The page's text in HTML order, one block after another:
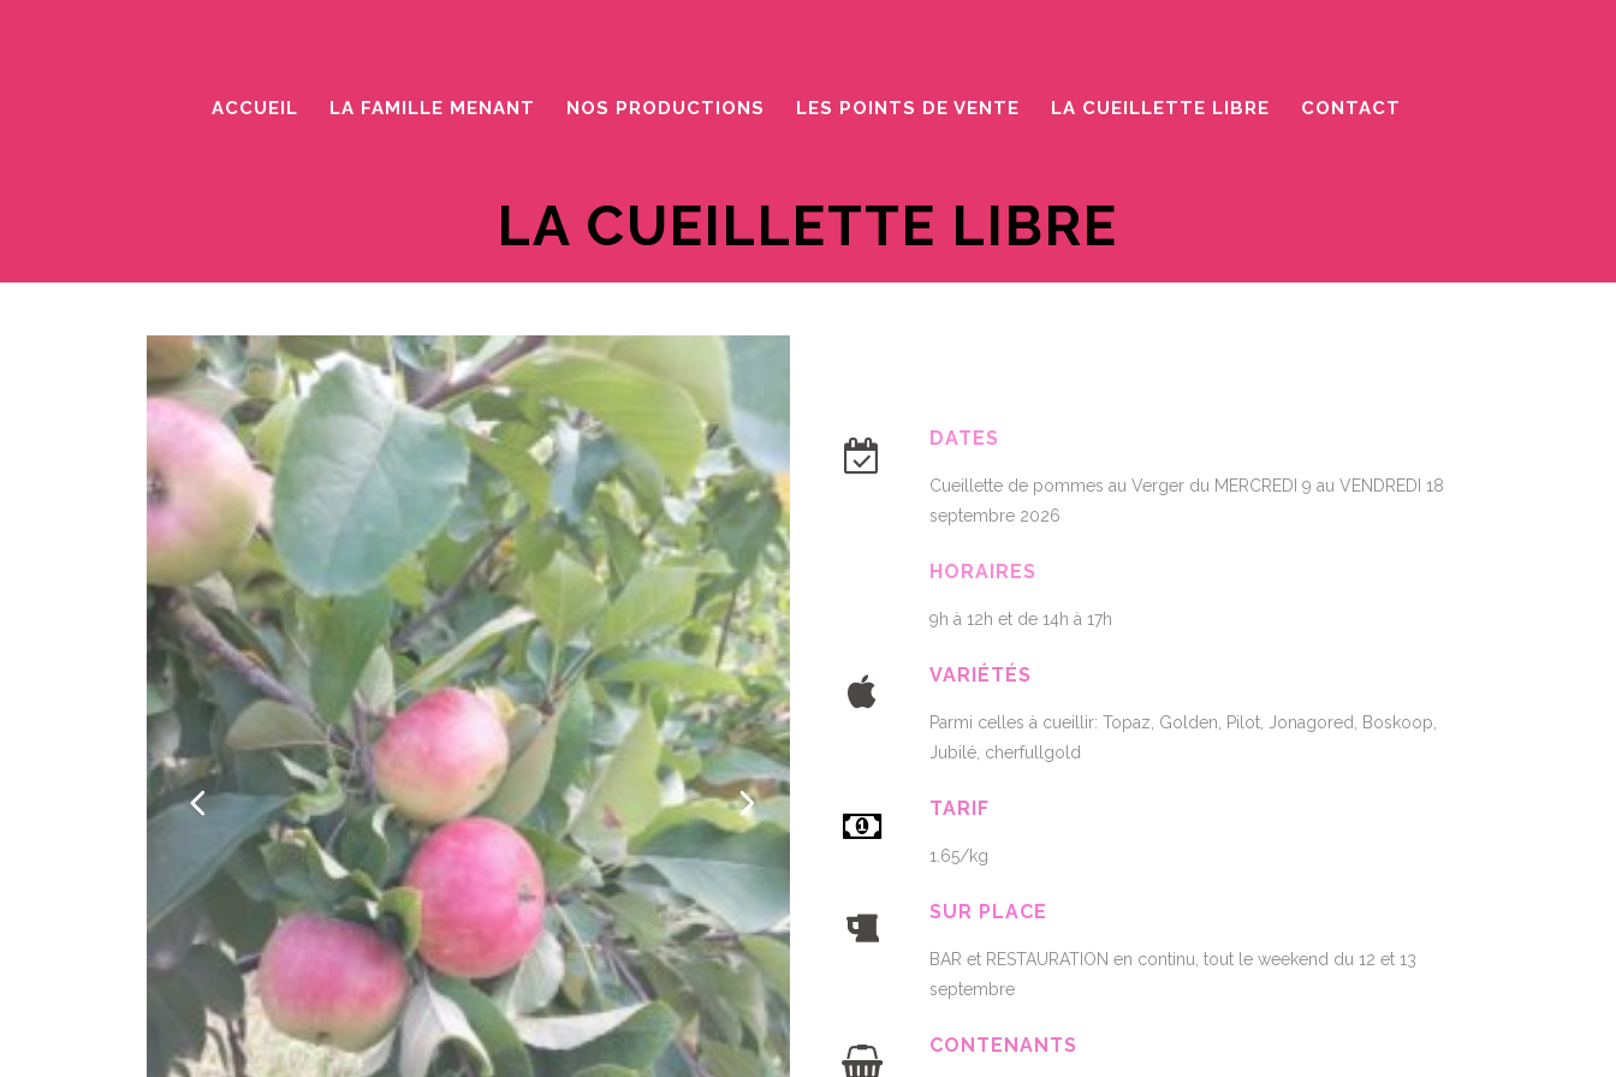
ACCUEIL LA FAMILLE MENANT NOS PRODUCTIONS LES POINTS DE VENTE LA CUEILLETTE LIBRE CONTACT
LA CUEILLETTE LIBRE
DATES
Cueillette de pommes au Verger du MERCREDI 9 au VENDREDI 18
septembre 2026
HORAIRES
9h à 12h et de 14h à 17h
VARIÉTÉS
Parmi celles à cueillir: Topaz, Golden, Pilot, Jonagored, Boskoop,
Jubilé, cherfullgold
TARIF
1.65/kg
SUR PLACE
BAR et RESTAURATION en continu, tout le weekend du 12 et 13
septembre
CONTENANTS